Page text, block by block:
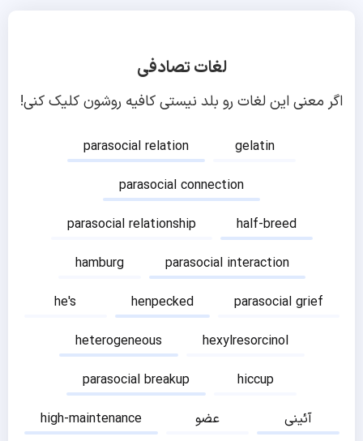
لغات تصادفی
اگر معنی این لغات رو بلد نیستی کافیه روشون کلیک کنی!
parasocial relation
gelatin
parasocial connection
parasocial relationship
half-breed
hamburg
parasocial interaction
he's
henpecked
parasocial grief
heterogeneous
hexylresorcinol
parasocial breakup
hiccup
high-maintenance
عضو
آئینی